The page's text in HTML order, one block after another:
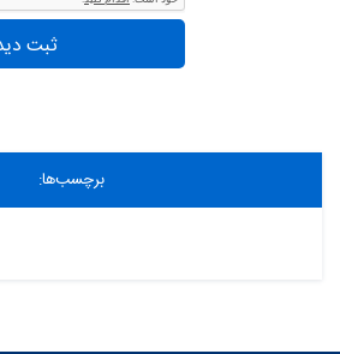
ثبت
برچسب‌ها: